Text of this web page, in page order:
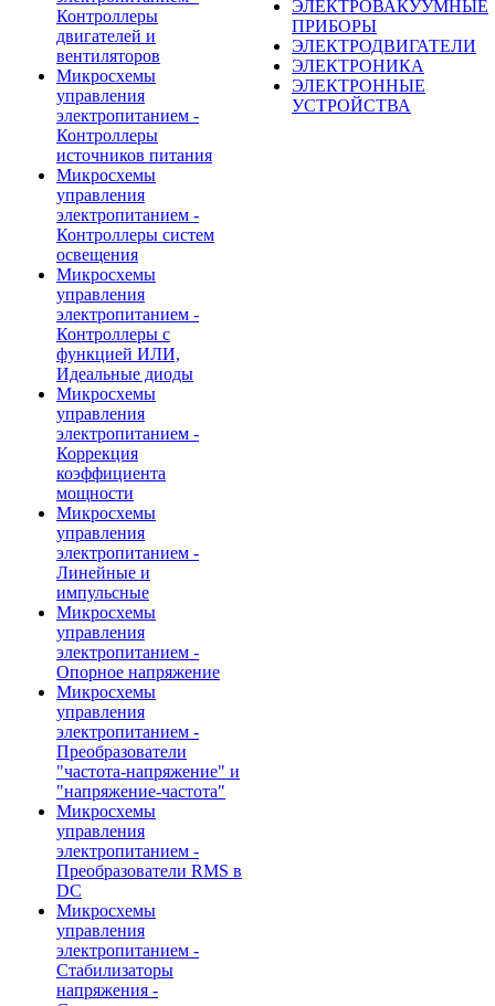
Контроллеры
двигателей и
вентиляторов
Микросхемы
управления
электропитанием -
Контроллеры
источников питания
Микросхемы
управления
электропитанием -
Контроллеры систем
освещения
Микросхемы
управления
электропитанием -
Контроллеры с
функцией ИЛИ,
Идеальные диоды
Микросхемы
управления
электропитанием -
Коррекция
коэффициента
мощности
Микросхемы
управления
электропитанием -
Линейные и
импульсные
Микросхемы
управления
электропитанием -
Опорное напряжение
Микросхемы
управления
электропитанием -
Преобразователи
"частота-напряжение" и
"напряжение-частота"
Микросхемы
управления
электропитанием -
Преобразователи RMS в
DC
Микросхемы
управления
электропитанием -
Стабилизаторы
напряжения -
ЭЛЕКТРОВАКУУМНЫЕ
ПРИБОРЫ
ЭЛЕКТРОДВИГАТЕЛИ
ЭЛЕКТРОНИКА
ЭЛЕКТРОННЫЕ
УСТРОЙСТВА